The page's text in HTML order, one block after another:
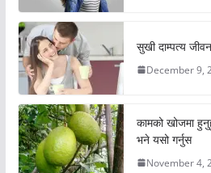
सुखी दाम्पत्य
December 9,
कामको खोजमा
भने यसो गर्नुस
November 4,